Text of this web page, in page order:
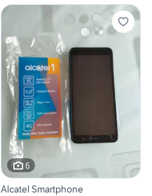
6
Alcatel Smartphone